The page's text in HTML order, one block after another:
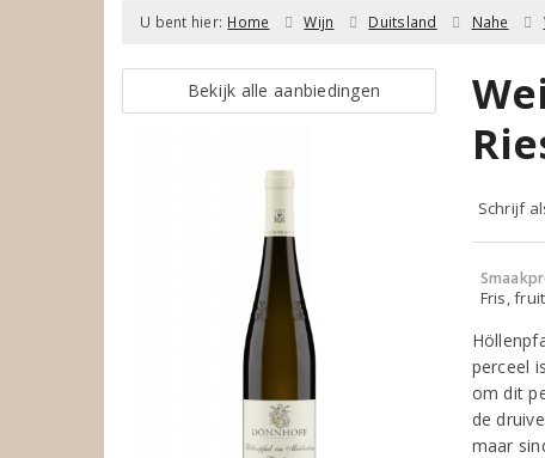
U bent hier: Home Wijn Duitsland Nahe
Bekijk alle aanbiedingen
Schrijf
Fris,
perceel
om dit
de
maar